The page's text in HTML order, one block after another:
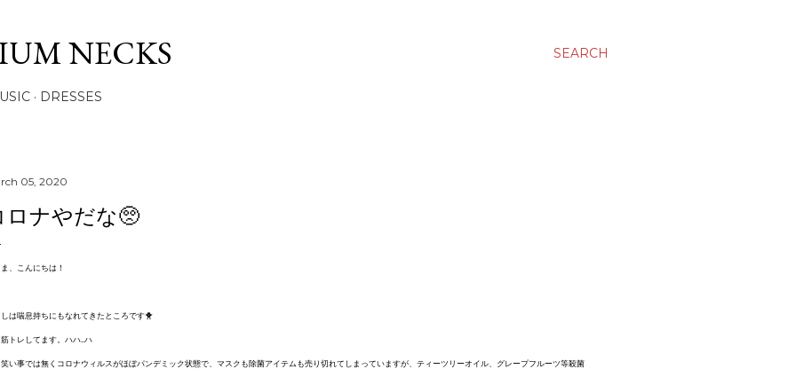
SEARCH
NECKS
DRESSES
05, 2020
ロナやだな🥺
、こんにちは！
は喘息持ちにもなれてきたところです🐥
トレしてます。ハハ..ハ
い事では無くコロナウィルスがほぼパンデミック状態で、マスクも除菌アイテムも売り切れてしまっていますが、ティーツリーオイル、グレープフルーツ等殺菌